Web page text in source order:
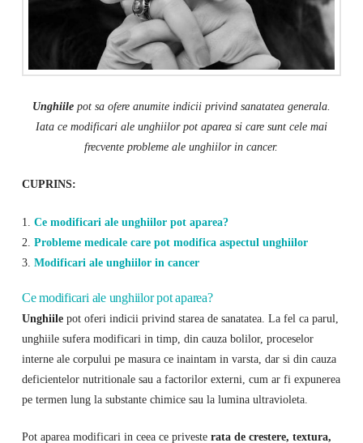
Unghiilepot sa ofere anumite indicii privind sanatatea generala.
Iata ce modificari ale unghiilor pot aparea si care sunt cele mai
frecvente probleme ale unghiilor in cancer.
CUPRINS:
1. Ce modificari ale unghiilor pot aparea?
2. Probleme medicale care pot modifica aspectul unghiilor
3. Modificari ale unghiilor in cancer
Ce modificari ale unghiilor pot aparea?
Unghiilepot oferi indicii privind starea de sanatatea. La fel ca parul,
unghiile sufera modificari in timp, din cauza bolilor, proceselor
interne ale corpului pe masura ce inaintam in varsta, dar si din cauza
deficientelor nutritionale sau a factorilor externi, cum ar fi expunerea
pe termen lung la substante chimice sau la lumina ultravioleta.
Pot aparea modificari in ceea ce priveste rata de crestere, textura,